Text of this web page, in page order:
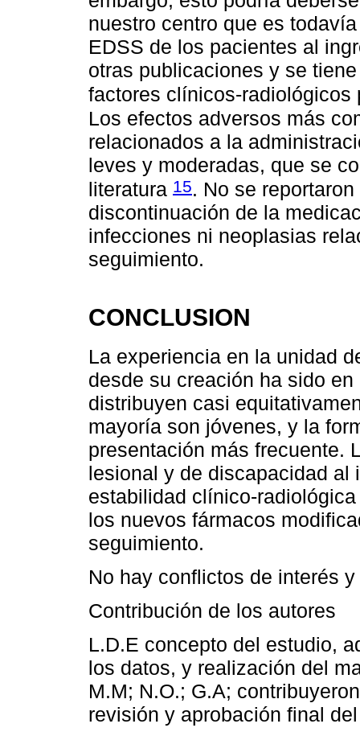
nuestro centro que es
EDSS de los pacientes al
otras publicaciones y se
factores clínicos-
Los efectos adversos más
relacionados a la
leves y moderadas, que se
literatura 15. No se
discontinuación de la
infecciones ni neoplasias
seguimiento.
CONCLUSION
La experiencia en la unidad
desde su creación ha sido
distribuyen casi
mayoría son jóvenes, y la
presentación más frecuente.
lesional y de discapacidad al
estabilidad clínico-
los nuevos fármacos
seguimiento.
No hay conflictos de interés
Contribución de los autores
L.D.E concepto del estudio,
los datos, y realización del
M.M; N.O.; G.A;
revisión y aprobación final